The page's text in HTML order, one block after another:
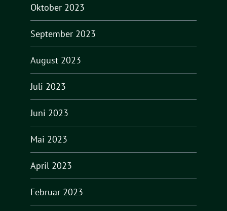
Oktober 2023
September 2023
August 2023
Juli 2023
Juni 2023
Mai 2023
April 2023
Februar 2023